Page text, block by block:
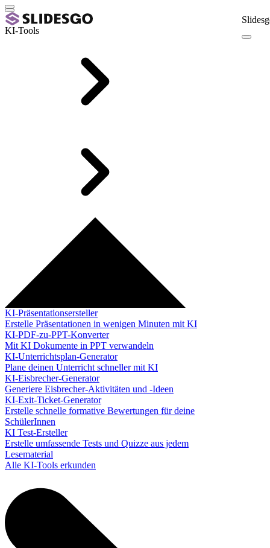
KI-Tools
KI-Präsentationsersteller
Erstelle Präsentationen in wenigen Minuten mit KI
KI-PDF-zu-PPT-Konverter
Mit KI Dokumente in PPT verwandeln
KI-Unterrichtsplan-Generator
Plane deinen Unterricht schneller mit KI
KI-Eisbrecher-Generator
Generiere Eisbrecher-Aktivitäten und -Ideen
KI-Exit-Ticket-Generator
Erstelle schnelle formative Bewertungen für deine
SchülerInnen
KI Test-Ersteller
Erstelle umfassende Tests und Quizze aus jedem
Lesematerial
Alle KI-Tools erkunden